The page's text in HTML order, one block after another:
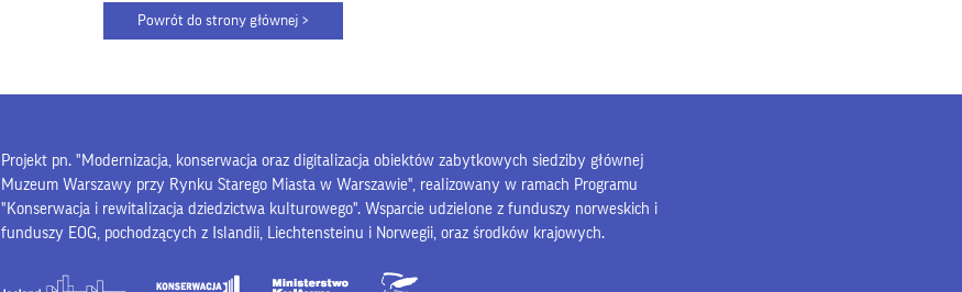
Projekt pn. "Modernizacja, konserwacja oraz digitalizacja obiektów zabytkowych siedziby głównej
Muzeum Warszawy przy Rynku Starego Miasta w Warszawie", realizowany w ramach Programu
"Konserwacja i rewitalizacja dziedzictwa kulturowego". Wsparcie udzielone z funduszy norweskich i
funduszy EOG, pochodzących z Islandii, Liechtensteinu i Norwegii, oraz środków krajowych.